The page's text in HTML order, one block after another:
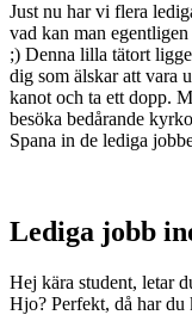
Just nu har vi flera
vad kan man
;) Denna lilla tätort
dig som älskar att vara
kanot och ta ett dopp.
besöka bedårande
Spana in de lediga
Lediga jobb
Hej kära student, letar
Hjo? Perfekt, då har du